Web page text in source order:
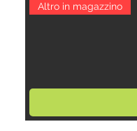
Altro in magazzino